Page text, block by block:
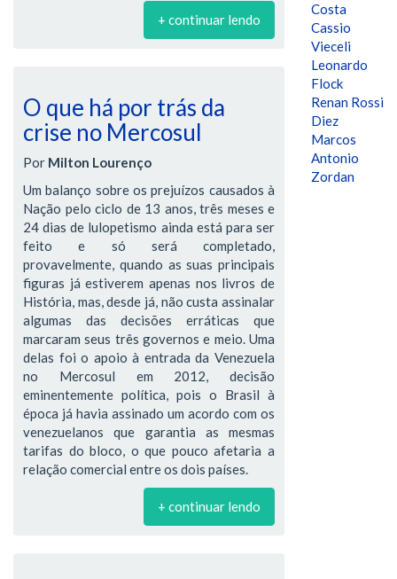
+ continuar lendo
O que há por trás da
crise no Mercosul
Por Milton Lourenço
Um balanço sobre os prejuízos causados à
Nação pelo ciclo de 13 anos, três meses e
24 dias de lulopetismo ainda está para ser
feito e só será completado,
provavelmente, quando as suas principais
figuras já estiverem apenas nos livros de
História, mas, desde já, não custa assinalar
algumas das decisões erráticas que
marcaram seus três governos e meio. Uma
delas foi o apoio à entrada da Venezuela
no Mercosul em 2012, decisão
eminentemente política, pois o Brasil à
época já havia assinado um acordo com os
venezuelanos que garantia as mesmas
tarifas do bloco, o que pouco afetaria a
relação comercial entre os dois países.
+ continuar lendo
Costa
Cassio
Vieceli
Leonardo
Flock
Renan Rossi
Diez
Marcos
Antonio
Zordan